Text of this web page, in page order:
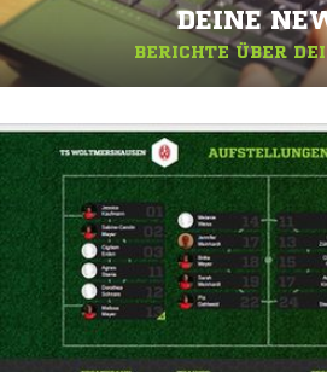
DEINE
BERICHTE ÜBER